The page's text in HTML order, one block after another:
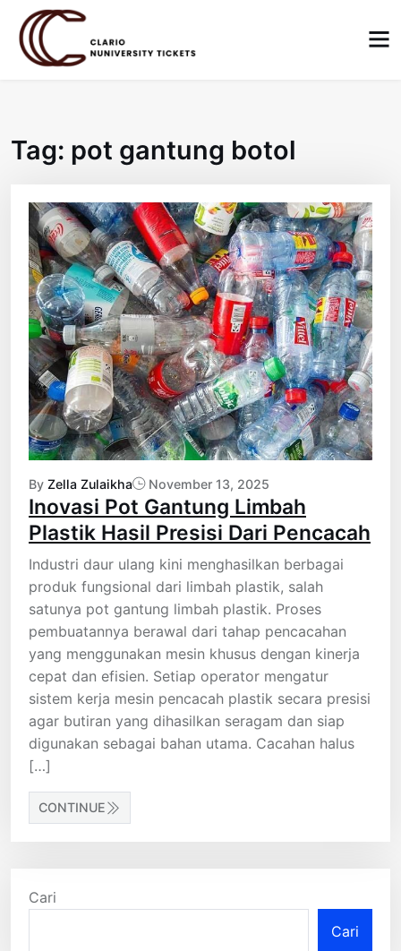
content
Tag: pot gantung botol
By Zella Zulaikha November 13, 2025
Inovasi Pot Gantung Limbah
Plastik Hasil Presisi Dari Pencacah
Industri daur ulang kini menghasilkan berbagai
produk fungsional dari limbah plastik, salah
satunya pot gantung limbah plastik. Proses
pembuatannya berawal dari tahap pencacahan
yang menggunakan mesin khusus dengan kinerja
cepat dan efisien. Setiap operator mengatur
sistem kerja mesin pencacah plastik secara presisi
agar butiran yang dihasilkan seragam dan siap
digunakan sebagai bahan utama. Cacahan halus
[…]
CONTINUE
Cari
Cari